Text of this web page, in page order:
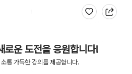
로운 도전을 응원합니다!
통 가득한 강의를 제공합니다.